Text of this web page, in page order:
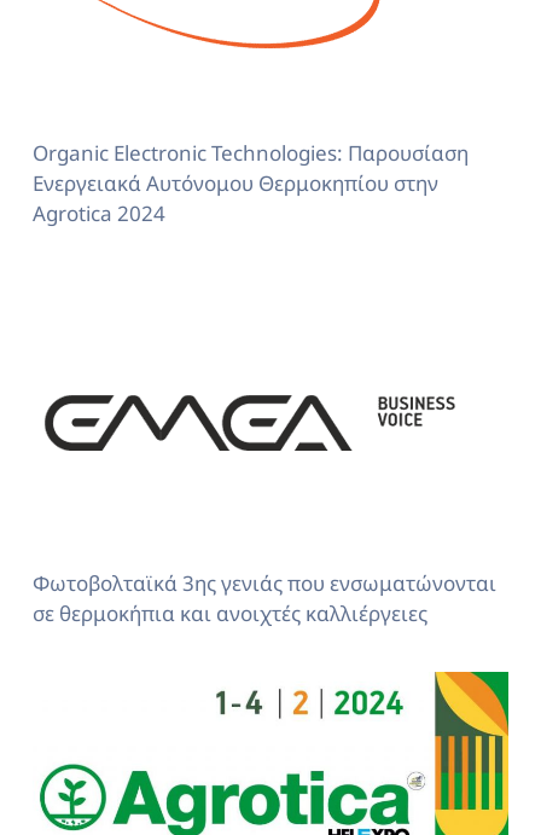
Organic Electronic Technologies: Παρουσίαση
Ενεργειακά Αυτόνομου Θερμοκηπίου στην
Agrotica 2024
Φωτοβολταϊκά 3ης γενιάς που ενσωματώνονται
σε θερμοκήπια και ανοιχτές καλλιέργειες